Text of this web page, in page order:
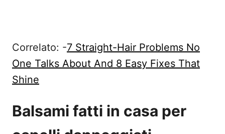
Correlato: -7 Straight-Hair Problems No
One Talks About And 8 Easy Fixes That
Shine
Balsami fatti in casa per